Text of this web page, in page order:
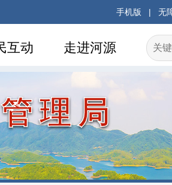
手机版 | 无
走进河源
互动
理局